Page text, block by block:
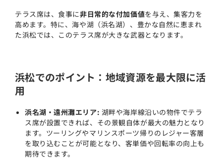
テラス席は、食事に非日常的な付加価値を与え、集客力を
高めます。特に、海や湖（浜名湖）、豊かな自然に恵まれ
た浜松では、このテラス席が大きな武器となります。
浜松でのポイント：地域資源を最大限に活
用
浜名湖・遠州灘エリア: 湖畔や海岸線沿いの物件でテラ
ス席が設置できれば、その景観自体が最大の魅力となり
ます。ツーリングやマリンスポーツ帰りのレジャー客層
を取り込むことが可能となり、客単価や回転率の向上も
期待できます。